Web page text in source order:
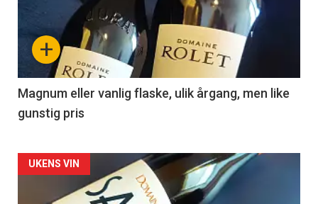
akkurat
nå
3
+
Magnum eller vanlig flaske, ulik årgang, men like
gunstig pris
Forsiden
akkurat
UKENS VIN